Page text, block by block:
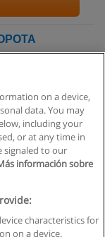
on a device,
data. You may
including your
or at any time in
signaled to our
información sobre
characteristics for
on a device.